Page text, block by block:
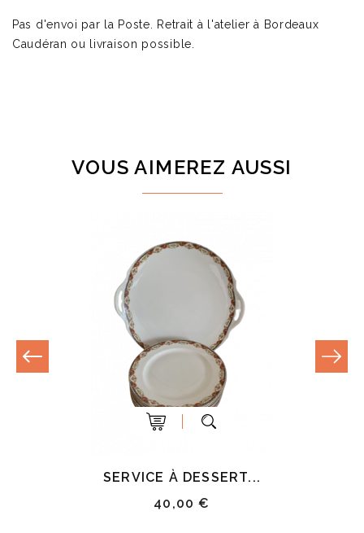
Pas d'envoi par la Poste. Retrait à l'atelier à Bordeaux
Caudéran ou livraison possible.
VOUS AIMEREZ AUSSI
SERVICE À DESSERT...
40,00 €